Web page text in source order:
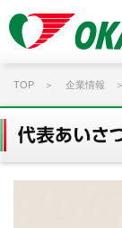
TOP 企業情報